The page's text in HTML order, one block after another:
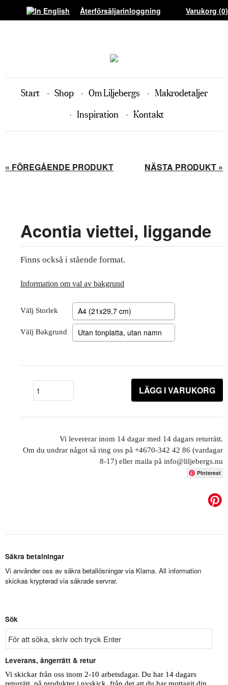
Återförsäljarinloggning Varukorg (0)
Start Shop Om Liljebergs
Makrodetaljer
Inspiration
Kontakt
« FÖREGÅENDE PRODUKT NÄSTA PRODUKT »
Acontia viettei, liggande
Finns också i stående format.
Information om val av bakgrund
Välj Storlek
Välj Bakgrund
LÄGG I VARUKORG
Vi levererar inom 14 dagar med 14 dagars returrätt.
Om du undrar något så ring oss på +4670-342 42 86 (vardagar
8-17) eller maila på info@liljebergs.nu
Pinterest
Säkra betalningar
Vi använder oss av säkra betallösningar via Klarna. All information
skickas krypterad via säkrade servrar.
Sök
Leverans, ångerrätt & retur
Vi skickar från oss inom 2-10 arbetsdagar. Du har 14 dagars